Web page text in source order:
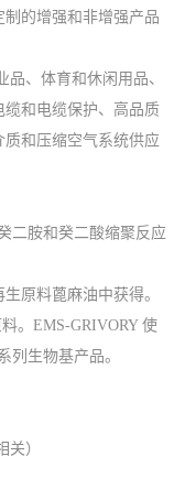
的增强和非增强产品
品、体育和休闲用品、
缆和电缆保护、高品质
和压缩空气系统供应
二胺和癸二酸缩聚反应
原料蓖麻油中获得。
。EMS-GRIVORY 使
列生物基产品。
关）